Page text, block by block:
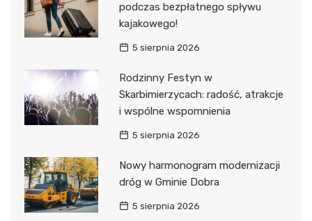
podczas bezpłatnego spływu
kajakowego!
5 sierpnia 2026
Rodzinny Festyn w
Skarbimierzycach: radość, atrakcje
i wspólne wspomnienia
5 sierpnia 2026
Nowy harmonogram modernizacji
dróg w Gminie Dobra
5 sierpnia 2026